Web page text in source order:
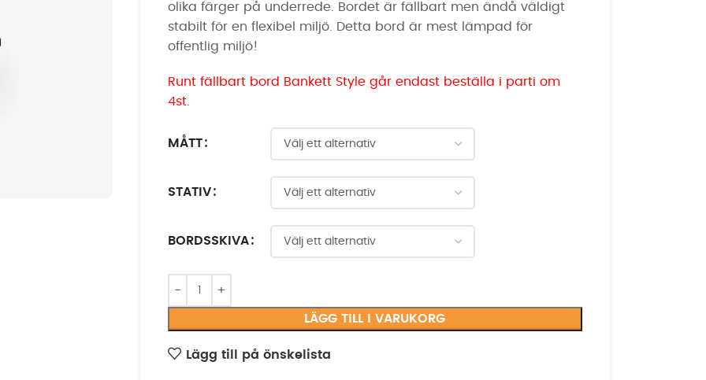
olika färger på underrede. Bordet är fällbart men ändå väldigt
stabilt för en flexibel miljö. Detta bord är mest lämpad för
offentlig miljö!
Runt fällbart bord Bankett Style går endast beställa i parti om
4st.
MÅTT
STATIV
BORDSSKIVA
LÄGG TILL I VARUKORG
Lägg till på önskelista